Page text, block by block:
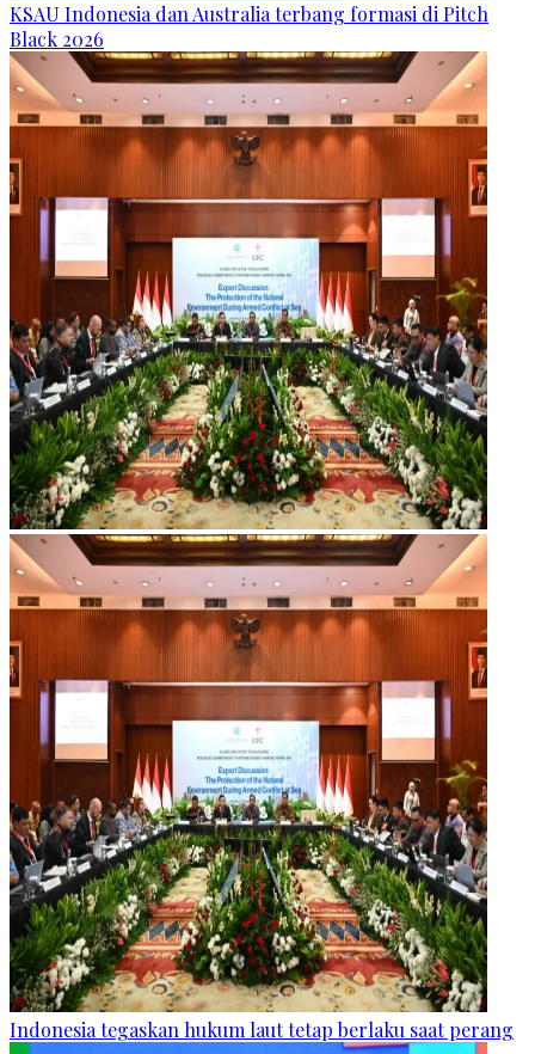
KSAU Indonesia dan Australia terbang formasi di Pitch
Black 2026
Indonesia tegaskan hukum laut tetap berlaku saat perang